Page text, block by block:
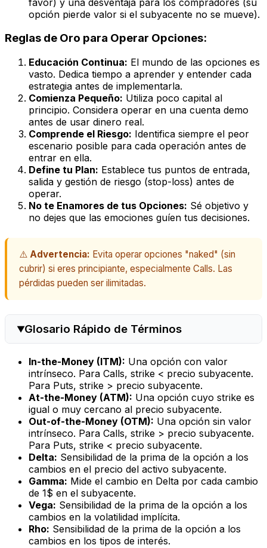
opción pierde valor si el subyacente no se mueve).
Reglas de Oro para Operar Opciones:
Educación Continua: El mundo de las opciones es
vasto. Dedica tiempo a aprender y entender cada
estrategia antes de implementarla.
Comienza Pequeño: Utiliza poco capital al
principio. Considera operar en una cuenta demo
antes de usar dinero real.
Comprende el Riesgo: Identifica siempre el peor
escenario posible para cada operación antes de
entrar en ella.
Define tu Plan: Establece tus puntos de entrada,
salida y gestión de riesgo (stop-loss) antes de
operar.
No te Enamores de tus Opciones: Sé objetivo y
no dejes que las emociones guíen tus decisiones.
⚠️ Advertencia: Evita operar opciones "naked" (sin
cubrir) si eres principiante, especialmente Calls. Las
pérdidas pueden ser ilimitadas.
Glosario Rápido de Términos
In-the-Money (ITM): Una opción con valor
intrínseco. Para Calls, strike < precio subyacente.
Para Puts, strike > precio subyacente.
At-the-Money (ATM): Una opción cuyo strike es
igual o muy cercano al precio subyacente.
Out-of-the-Money (OTM): Una opción sin valor
intrínseco. Para Calls, strike > precio subyacente.
Para Puts, strike < precio subyacente.
Delta: Sensibilidad de la prima de la opción a los
cambios en el precio del activo subyacente.
Gamma: Mide el cambio en Delta por cada cambio
de 1$ en el subyacente.
Vega: Sensibilidad de la prima de la opción a los
cambios en la volatilidad implícita.
Rho: Sensibilidad de la prima de la opción a los
cambios en los tipos de interés.